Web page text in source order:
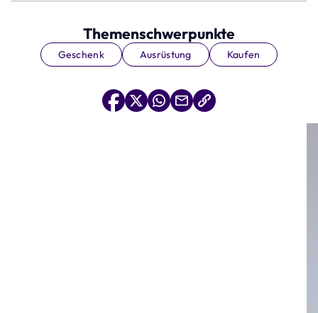
Themenschwerpunkte
Geschenk Ausrüstung Kaufen